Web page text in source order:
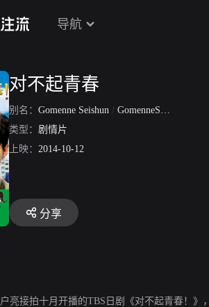
导航
对不起青春
别名： Gomenne Seishun / GomenneSeishun
类型： 剧情片
上映： 2014-10-12
分享
亮接拍十月开播的TBS日剧《对不起青春！